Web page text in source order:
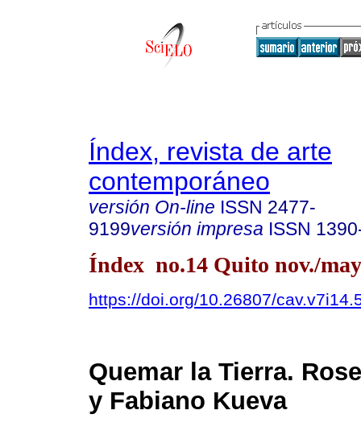
Índex, revista de arte
contemporáneo
versión On-line ISSN 2477-
9199versión impresa ISSN
Índex no.14 Quito nov./
https://doi.org/10.26807/
Quemar la Tierra.
y Fabiano Kueva